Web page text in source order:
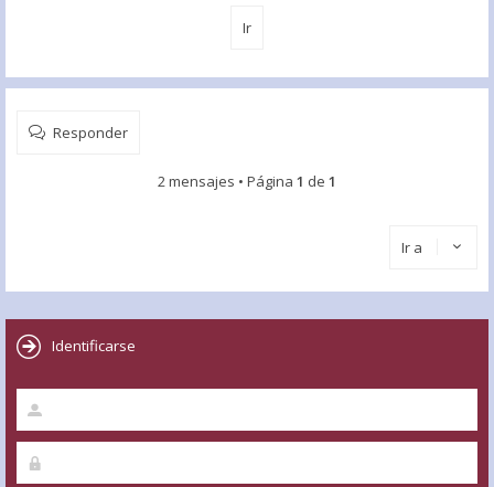
Responder
2 mensajes • Página 1 de 1
Ir a
Identificarse